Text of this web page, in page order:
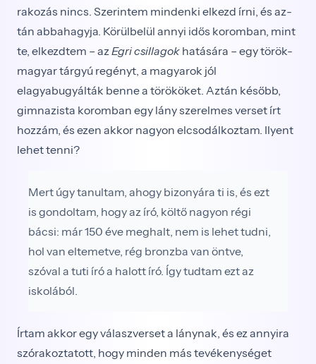
rakozás nincs. Szerintem mindenki elkezd írni, és az­
tán abbahagyja. Körülbelül annyi idős koromban, mint
te, elkezdtem – azEgri csillagok hatására – egy török-
magyar tárgyú regényt, a magyarok jól
elagyabugyálták benne a törököket. Aztán később,
gimna­zista koromban egy lány szerelmes verset írt
hozzám, és ezen akkor nagyon elcsodálkoztam. Ilyent
lehet tenni?
Mert úgy tanultam, ahogy bizonyára ti is, és ezt
is gondoltam, hogy az író, költő nagyon régi
bácsi: már 150 éve meghalt, nem is lehet tudni,
hol van elte­metve, rég bronzba van öntve,
szóval a tuti író a ha­lott író. Így tudtam ezt az
iskolából.
Írtam akkor egy válaszverset a lánynak, és ez annyira
szórakoztatott, hogy minden más tevékenységet